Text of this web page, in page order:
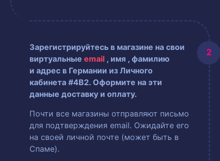
Зарегистрируйтесь в магазине на свои
виртуальные email , имя , фамилию
и адрес в Германии из Личного
кабинета #4B2. Оформите на эти
данные доставку и оплату.
Почти все магазины отправляют письмо
для подтверждения email. Ожидайте его
на своей личной почте (может быть в
Спаме).